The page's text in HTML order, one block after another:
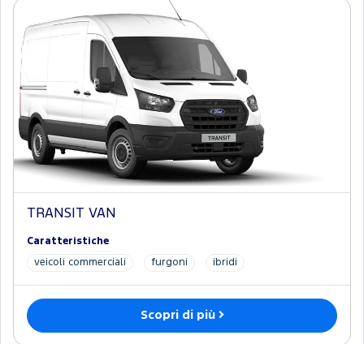
TRANSIT VAN
Caratteristiche
veicoli commerciali furgoni ibridi
Scopri di più